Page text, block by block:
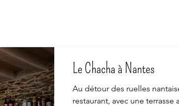
Le Chacha à Nantes
Au détour des ruelles
restaurant, avec une terrasse